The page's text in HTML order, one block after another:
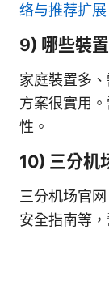
络与推荐扩展
9) 哪些裝
家庭裝置多
方案很實用
性。
10) 三分机
三分机场官
安全指南等